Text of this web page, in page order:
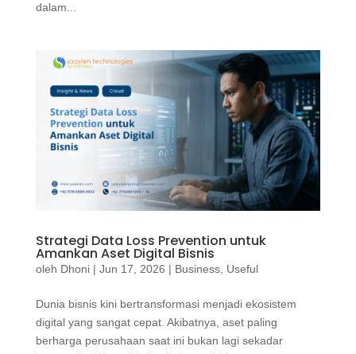
dalam...
Strategi Data Loss Prevention untuk
Amankan Aset Digital Bisnis
oleh Dhoni| Jun 17, 2026 | Business, Useful
Dunia bisnis kini bertransformasi menjadi ekosistem
digital yang sangat cepat. Akibatnya, aset paling
berharga perusahaan saat ini bukan lagi sekadar